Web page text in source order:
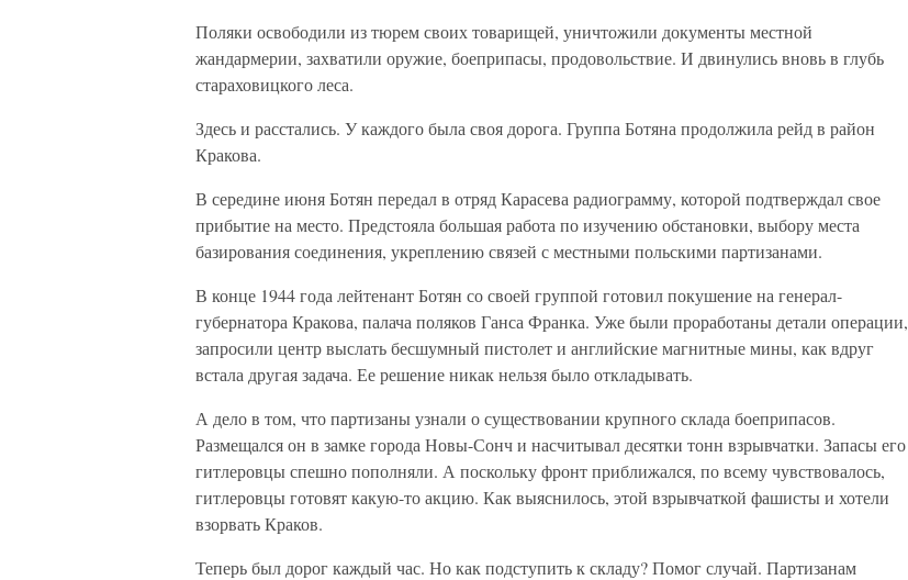
Поляки освободили из тюрем своих товарищей, уничтожили документы местной
жандармерии, захватили оружие, боеприпасы, продовольствие. И двинулись вновь в глубь
стараховицкого леса.
Здесь и расстались. У каждого была своя дорога. Группа Ботяна продолжила рейд в район
Кракова.
В середине июня Ботян передал в отряд Карасева радиограмму, которой подтверждал свое
прибытие на место. Предстояла большая работа по изучению обстановки, выбору места
базирования соединения, укреплению связей с местными польскими партизанами.
В конце 1944 года лейтенант Ботян со своей группой готовил покушение на генерал-
губернатора Кракова, палача поляков Ганса Франка. Уже были проработаны детали операции,
запросили центр выслать бесшумный пистолет и английские магнитные мины, как вдруг
встала другая задача. Ее решение никак нельзя было откладывать.
А дело в том, что партизаны узнали о существовании крупного склада боеприпасов.
Размещался он в замке города Новы-Сонч и насчитывал десятки тонн взрывчатки. Запасы его
гитлеровцы спешно пополняли. А поскольку фронт приближался, по всему чувствовалось,
гитлеровцы готовят какую-то акцию. Как выяснилось, этой взрывчаткой фашисты и хотели
взорвать Краков.
Теперь был дорог каждый час. Но как подступить к складу? Помог случай. Партизанам